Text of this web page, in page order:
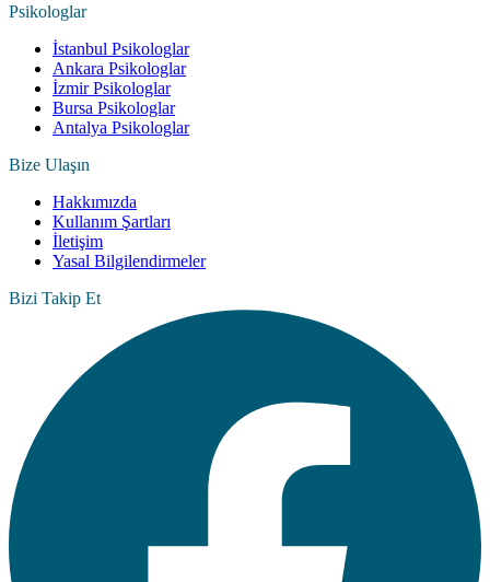
Psikologlar
İstanbul Psikologlar
Ankara Psikologlar
İzmir Psikologlar
Bursa Psikologlar
Antalya Psikologlar
Bize Ulaşın
Hakkımızda
Kullanım Şartları
İletişim
Yasal Bilgilendirmeler
Bizi Takip Et